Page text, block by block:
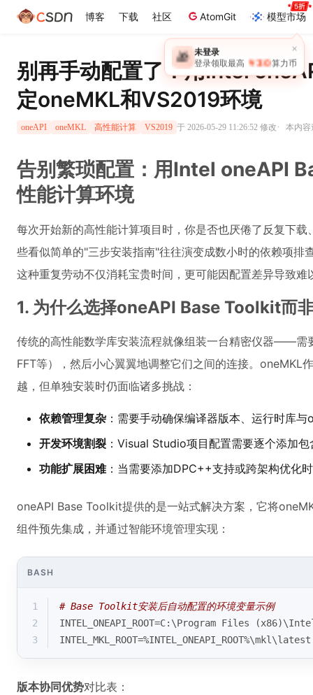
博客 下载 社区 AtomGit 模型市场
×
🎁 未登录
登录领取最高 ￥30 算力币
别再手动配置了！用Intel
定oneMKL和VS2019环境
oneAPI oneMKL 高性能计算 VS2019 于 2026-05-29 11:26:52 修改· 本内容
告别繁琐配置：用Intel oneAPI
性能计算环境
每次开始新的高性能计算项目时，你是否也厌倦了反复下
些看似简单的"三步安装指南"往往演变成数小时的依赖项
这种重复劳动不仅消耗宝贵时间，更可能因配置差异导致难
1. 为什么选择oneAPI Base Toolkit而
传统的高性能数学库安装流程就像组装一台精密仪器——需
FFT等），然后小心翼翼地调整它们之间的连接。oneMKL
越，但单独安装时仍面临诸多挑战：
依赖管理复杂 ：需要手动确保编译器版本、运行时库
开发环境割裂 ：Visual Studio项目配置需要逐个添加
功能扩展困难：当需要添加DPC++支持或跨架构优化
oneAPI Base Toolkit提供的是一站式解决方案，它将
组件预先集成，并通过智能环境管理实现：
BASH
1
# Base Toolkit安装后自动配置的环境变量示例
2
INTEL_ONEAPI_ROOT=C:\Program Files
3
INTEL_MKL_ROOT=%INTEL_ONEAPI_ROOT%\mkl\latest
版本协同优势对比表：